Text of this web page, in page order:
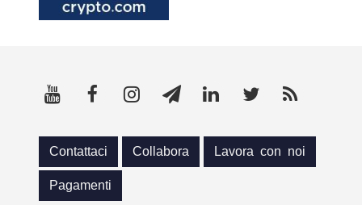
Contattaci Collabora Lavora con noi
Pagamenti